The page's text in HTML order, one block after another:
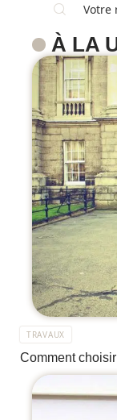
À LA
TRAVAUX
Comment